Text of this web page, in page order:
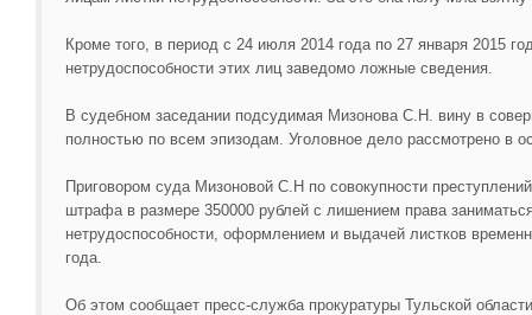
Кроме того, в период с 24 июля 2014 года по 27 января 2015
нетрудоспособности этих лиц заведомо ложные сведения.
В судебном заседании подсудимая Мизонова С.Н. вину в
полностью по всем эпизодам. Уголовное дело рассмотрено в
Приговором суда Мизоновой С.Н по совокупности
штрафа в размере 350000 рублей с лишением права
нетрудоспособности, оформлением и выдачей листков
года.
Об этом сообщает пресс-служба прокуратуры Тульской